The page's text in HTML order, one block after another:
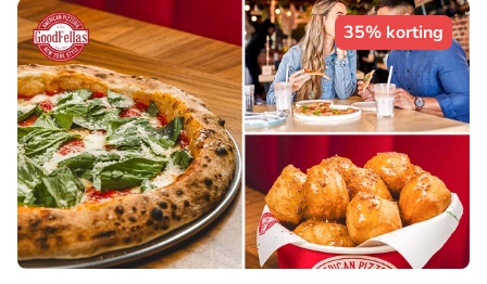
35% korting